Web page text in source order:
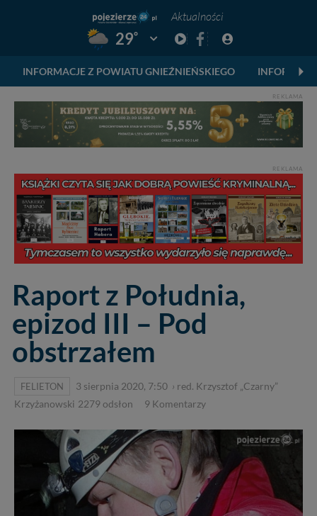
Aktualności
29° Pogoda: Gniezno
INFORMACJE Z POWIATU GNIEŹNIEŃSKIEGO
REKLAMA
REKLAMA
Raport z Południa,
epizod III – Pod
obstrzałem
FELIETON 3 sierpnia 2020, 7:50 › red. Krzysztof „Czarny”
Krzyżanowski 2279 odsłon 9 Komentarzy